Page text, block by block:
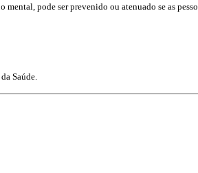
pode ser prevenido ou atenuado se as
Saúde.